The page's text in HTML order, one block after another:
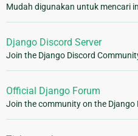
Mudah digunakan untuk mencari
Django Discord Server
Join the Django Discord
Official Django Forum
Join the community on the Django